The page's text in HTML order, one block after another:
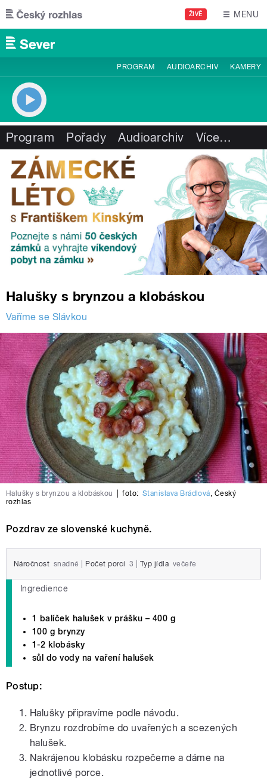
Přejít k hlavnímu obsahu
ŽIVĚ MENU
PROGRAM AUDIOARCHIV KAMERY
Program Pořady Audioarchiv Více…
Halušky s brynzou a klobáskou
Vaříme se Slávkou
Halušky s brynzou a klobáskou foto: Stanislava Brádlová, Český
rozhlas
Pozdrav ze slovenské kuchyně.
Náročnost snadné Počet porcí 3 Typ jídla večeře
Ingredience
1 balíček halušek v prášku – 400 g
100 g brynzy
1-2 klobásky
sůl do vody na vaření halušek
Postup:
Halušky připravíme podle návodu.
Brynzu rozdrobíme do uvařených a scezených
halušek.
Nakrájenou klobásku rozpečeme a dáme na
jednotlivé porce.